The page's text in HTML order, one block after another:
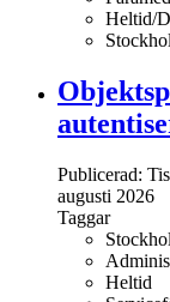
Heltid/
Publicerad:
augusti 2026
Taggar
Heltid